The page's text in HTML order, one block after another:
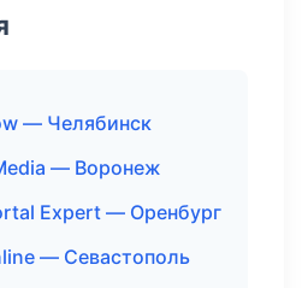
— Челябинск
— Воронеж
Expert — Оренбург
— Севастополь